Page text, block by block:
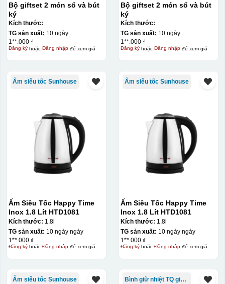
Bộ giftset 2 món sổ và bút
ký
Kích thước:
TG sản xuất: 10 ngày
1**.000 ₫
Đăng kýhoặc Đăng nhậpđể xem giá
Bộ giftset 2 món sổ và bút
ký
Kích thước:
TG sản xuất: 10 ngày
1**.000 ₫
Đăng kýhoặc Đăng nhậpđể xem giá
Ấm siêu tốc Sunhouse
Ấm Siêu Tốc Happy Time
Inox 1.8 Lít HTD1081
Kích thước: 1.8l
TG sản xuất: 10 ngày ngày
1**.000 ₫
Đăng kýhoặc Đăng nhậpđể xem giá
Ấm siêu tốc Sunhouse
Ấm Siêu Tốc Happy Time
Inox 1.8 Lít HTD1081
Kích thước: 1.8l
TG sản xuất: 10 ngày ngày
1**.000 ₫
Đăng kýhoặc Đăng nhậpđể xem giá
Ấm siêu tốc Sunhouse Bình giữ nhiệt TQ giá rẻ